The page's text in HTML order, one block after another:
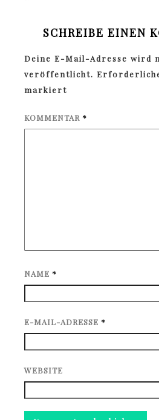
SCHREIBE EINEN
Deine E-Mail-Adresse wird
veröffentlicht.
markiert
KOMMENTAR *
NAME *
E-MAIL-ADRESSE *
WEBSITE